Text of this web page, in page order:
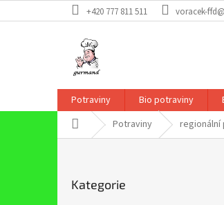
na
+420 777 811 511 voracek-
Potraviny Bio potraviny
Domů Potraviny regionální
kategorie
Kategorie